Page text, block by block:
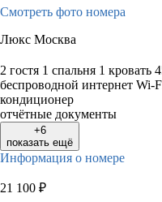
Смотреть фото номера
Люкс Москва
2 гостя 1 спальня 1 кровать
беспроводной интернет Wi-
кондиционер
отчётные документы
+6
показать ещё
Информация о номере
21 100 ₽